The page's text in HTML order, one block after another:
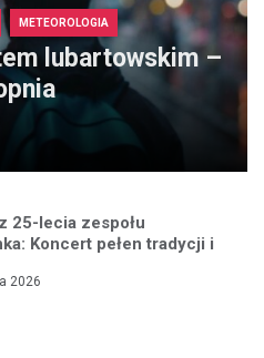
METEOROLOGIA
lubartowskim –
25-lecia zespołu
Koncert pełen tradycji i
2026